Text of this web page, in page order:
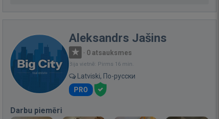
Aleksandrs Jašins
· 0 atsauksmes
Bija vietnē: Pirms 16 min.
Latviski, По-русски
PRO
Darbu piemēri